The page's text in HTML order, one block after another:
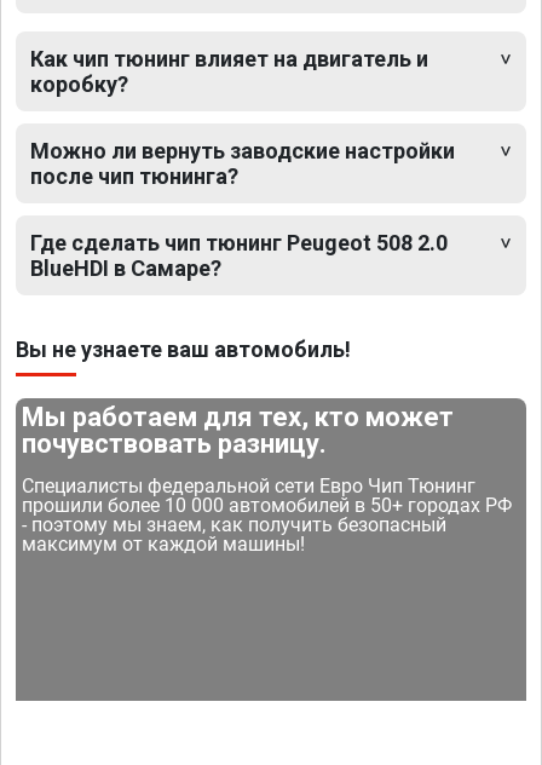
Как чип тюнинг влияет на двигатель и
коробку?
Можно ли вернуть заводские настройки
после чип тюнинга?
Где сделать чип тюнинг Peugeot 508 2.0
BlueHDI в Самаре?
Вы не узнаете ваш автомобиль!
Мы работаем для тех, кто может
почувствовать разницу.
Специалисты федеральной сети Евро Чип Тюнинг
прошили более 10 000 автомобилей в 50+ городах РФ
- поэтому мы знаем, как получить безопасный
максимум от каждой машины!